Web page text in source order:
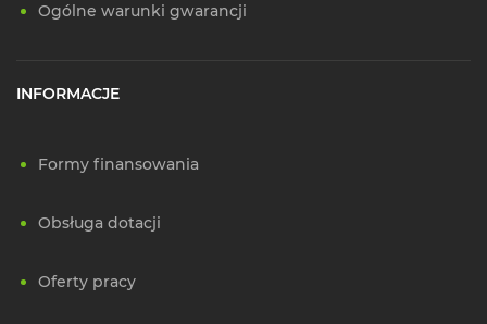
Ogólne warunki gwarancji
INFORMACJE
Formy finansowania
Obsługa dotacji
Oferty pracy